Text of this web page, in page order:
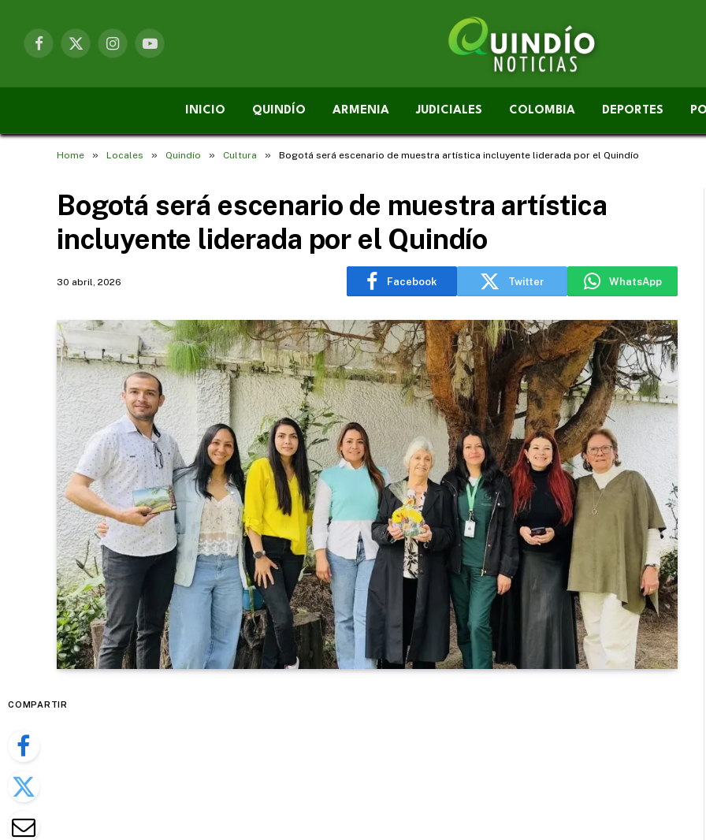
Facebook
X
InstagramYouTube
INICIO QUINDÍO ARMENIA JUDICIALES COLOMBIA DEPORTES
Home » Locales » Quindío » Cultura » Bogotá será escenario de muestra artística incluyente liderada por el Quindío
Bogotá será escenario de muestra artística
incluyente liderada por el Quindío
30 abril, 2026 Facebook Twitter WhatsApp
COMPARTIR